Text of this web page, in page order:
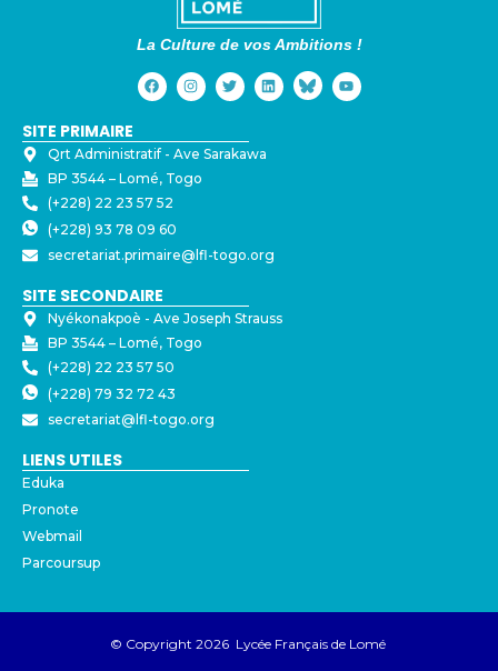
La Culture de vos Ambitions !
SITE PRIMAIRE
Qrt Administratif - ⁠Ave Sarakawa
BP 3544 – Lomé, Togo
(+228) 22 23 57 52
(+228) 93 78 09 60
secretariat.primaire@lfl-togo.org
SITE SECONDAIRE
Nyékonakpoè - ⁠Ave Joseph Strauss
BP 3544 – Lomé, Togo
(+228) 22 23 57 50
(+228) 79 32 72 43
secretariat@lfl-togo.org
LIENS UTILES
Eduka
Pronote
Webmail
Parcoursup
© Copyright 2026 Lycée Français de Lomé